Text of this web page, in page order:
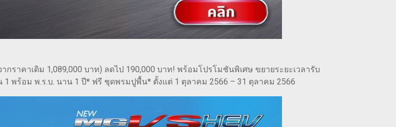
ากราคาเดิม 1,089,000 บาท) ลดไป 190,000 บาท! พร้อมโปรโมชันพิเศษ ขยายระยะเวลารับ
พร้อม พ.ร.บ. นาน 1 ปี* ฟรี ชุดพรมปูพื้น* ตั้งแต่ 1 ตุลาคม 2566 – 31 ตุลาคม 2566